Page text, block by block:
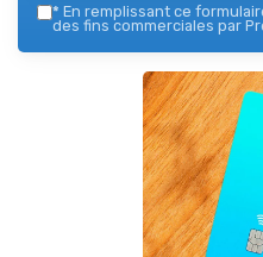
* En remplissant ce
des fins commerciales par